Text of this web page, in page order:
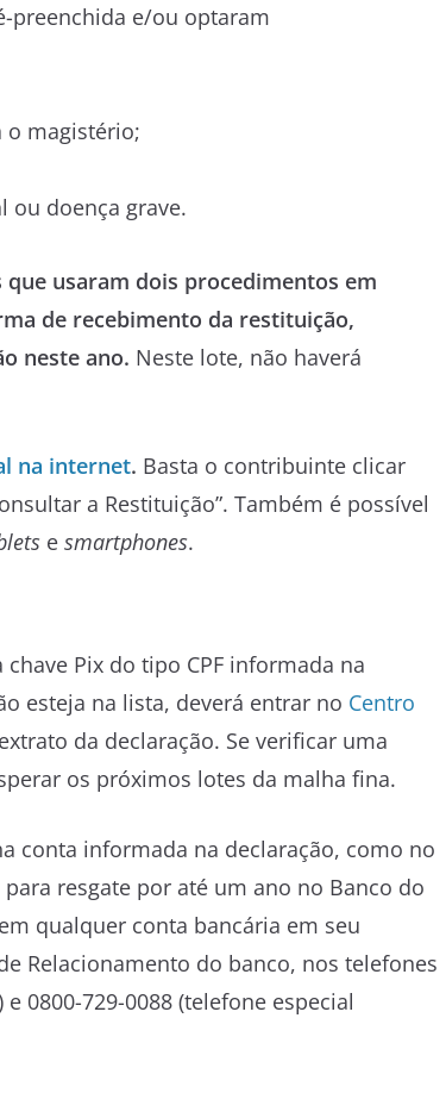
preenchida e/ou optaram
o magistério;
ou doença grave.
usaram dois procedimentos em
de recebimento da restituição,
neste ano. Neste lote, não haverá
na internet. Basta o contribuinte clicar
a Restituição”. Também é possível
e smartphones.
Pix do tipo CPF informada na
esteja na lista, deverá entrar no Centro
da declaração. Se verificar uma
os próximos lotes da malha fina.
conta informada na declaração, como no
resgate por até um ano no Banco do
qualquer conta bancária em seu
Relacionamento do banco, nos telefones
0800-729-0088 (telefone especial